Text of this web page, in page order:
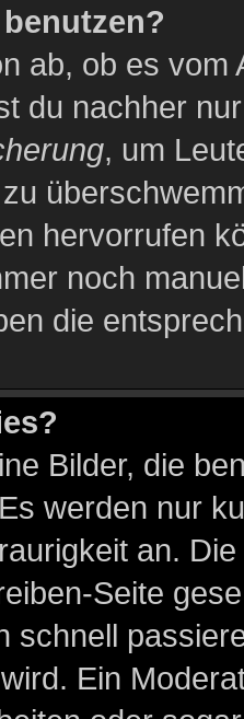
ab, ob es
du nachher
, um
hervorrufen
noch
die
Bilder, die
werden nur
an.
Seite
schnell
Ein